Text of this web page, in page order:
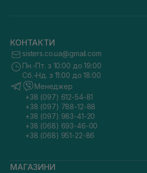
КОНТАКТИ
sisters.co.ua@gmail.com
Пн.-Пт. з 10:00 до 19:00
Сб.-Нд. з 11:00 до 18:00
Менеджер
+38 (097) 612-54-81
+38 (097) 788-12-88
+38 (097) 983-41-20
+38 (068) 693-46-00
+38 (068) 951-22-86
МАГАЗИНИ